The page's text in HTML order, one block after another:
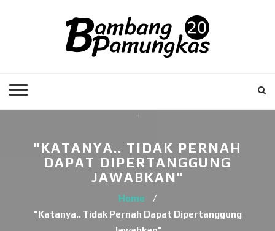
"KATANYA.. TIDAK PERNAH
DAPAT DIPERTANGGUNG
JAWABKAN"
Home
/
"Katanya.. Tidak Pernah Dapat Dipertanggung